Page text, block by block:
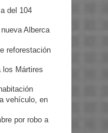
del 104
Alberca
reforestación
los Mártires
vehículo, en
por robo a